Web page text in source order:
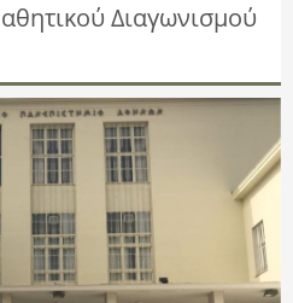
Διαγωνισμού